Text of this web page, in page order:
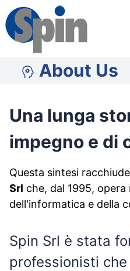
About Us
Una lunga
impegno e di
Questa sintesi
Srl che, dal 1995,
dell'informatica e della
Spin Srl è stata
professionisti